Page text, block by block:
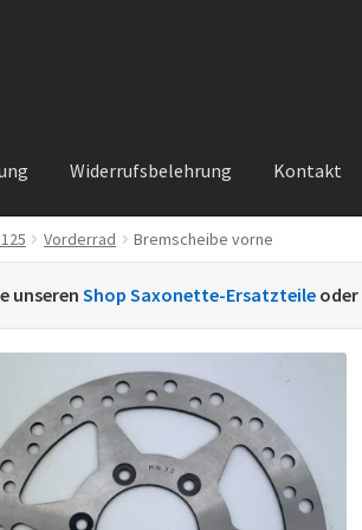
Widerrufsbelehrung Kontakt
KontaktSachs ErsatzteileSachsteile
Vorderrad Bremscheibe vorne
unseren Shop Saxonette-Ersatzteile oder